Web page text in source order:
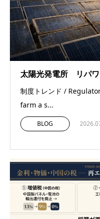
太陽光発電所 リパ
制度トレンド /
farm a s...
BLOG